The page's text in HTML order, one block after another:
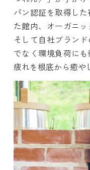
パン認証を取得し
た館内、オーガニッ
そして自社ブラン
でなく環境負荷に
疲れを根底から癒や